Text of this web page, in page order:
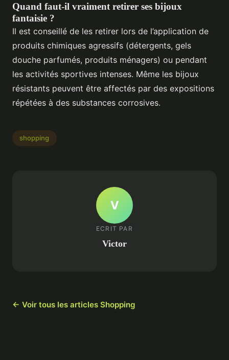
Quand faut-il vraiment retirer ses bijoux
fantaisie ?
Il est conseillé de les retirer lors de l’application de
produits chimiques agressifs (détergents, gels
douche parfumés, produits ménagers) ou pendant
les activités sportives intenses. Même les bijoux
résistants peuvent être affectés par des expositions
répétées à des substances corrosives.
shopping
V
ECRIT PAR
Victor
← Voir tous les articles Shopping